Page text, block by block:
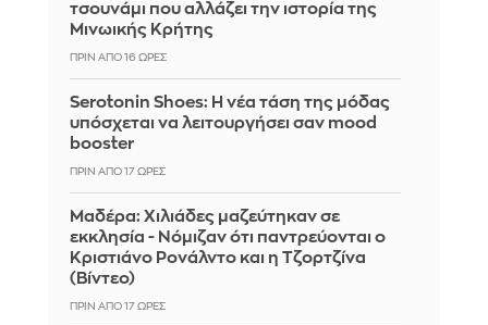
τσουνάμι που αλλάζει την ιστορία της
Μινωικής Κρήτης
ΠΡΙΝ ΑΠΌ 16 ΏΡΕΣ
Serotonin Shoes: Η νέα τάση της μόδας
υπόσχεται να λειτουργήσει σαν mood
booster
ΠΡΙΝ ΑΠΌ 17 ΏΡΕΣ
Μαδέρα: Χιλιάδες μαζεύτηκαν σε
εκκλησία - Νόμιζαν ότι παντρεύονται ο
Κριστιάνο Ρονάλντο και η Τζορτζίνα
(Βίντεο)
ΠΡΙΝ ΑΠΌ 17 ΏΡΕΣ